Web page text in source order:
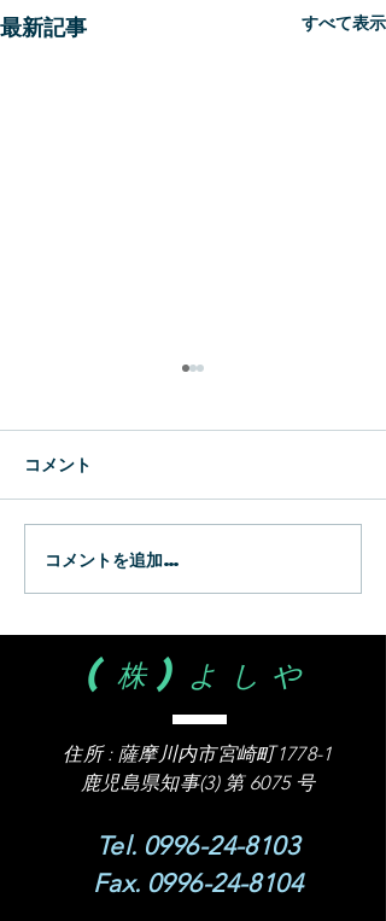
最新記事 すべて表示
コメント
コメントを追加…
(株)よしや
住所 : 薩摩川内市宮崎町1778-1
​鹿児島県知事(3) 第 6075 号
Tel. 0996-24-8103
Fax. 0996-24-8104